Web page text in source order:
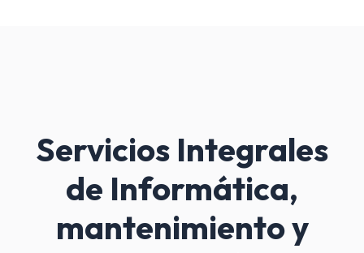
Servicios Integrales
de Informática,
mantenimiento y